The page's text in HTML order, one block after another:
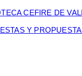
CEFIRE DE
Y